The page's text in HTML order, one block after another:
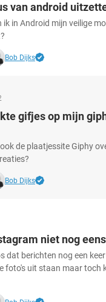
van android
ik in Android mijn veilige
Bob Dijks
gifjes op mijn
de plaatjessite Giphy
Bob Dijks
niet nog
dat berichten nog een
foto's uit staan maar toch